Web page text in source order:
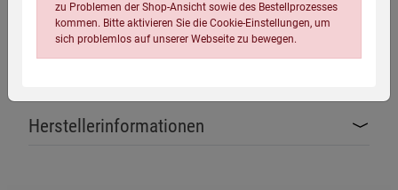
Hergestellt in Deutschland
Herstellerinformationen
zu Problemen der Shop-Ansicht sowie des Bestellprozesses
kommen. Bitte aktivieren Sie die Cookie-Einstellungen, um
sich problemlos auf unserer Webseite zu bewegen.